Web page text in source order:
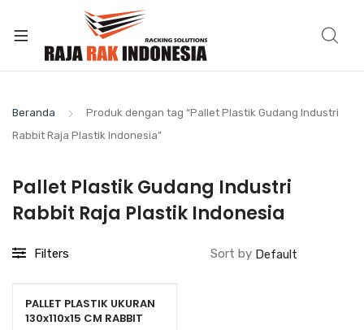
Beranda
Produk dengan tag “Pallet Plastik Gudang Industri
Rabbit Raja Plastik Indonesia”
Pallet Plastik Gudang Industri
Rabbit Raja Plastik Indonesia
Filters Sort by
PALLET PLASTIK UKURAN
130x110x15 CM RABBIT